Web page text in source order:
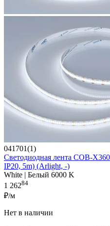
041701(1)
Светодиодная лента COB-
IP20, 5m) (Arlight, -)
White | Белый 6000 K
1 26284
₽/м
Нет в наличии